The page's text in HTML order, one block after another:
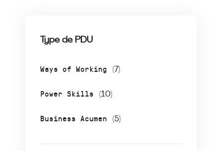
Type de PDU
Ways of Working (7)
Power Skills (10)
Business Acumen (5)